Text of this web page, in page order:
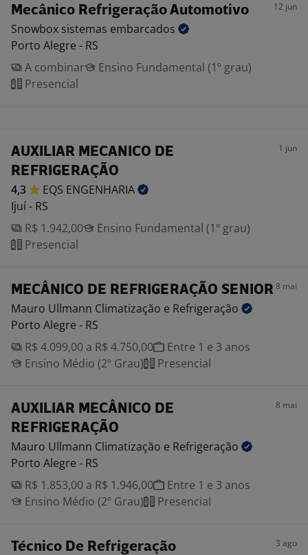
Mecânico Refrigeração Automotivo 12 jun
Snowbox sistemas embarcados
Porto Alegre - RS
A combinar
Ensino Fundamental (1º grau)
Presencial
AUXILIAR MECANICO DE
REFRIGERAÇÃO
1 jun
4,3 EQS ENGENHARIA
Ijuí - RS
R$ 1.942,00
Ensino Fundamental (1º grau)
Presencial
MECÂNICO DE REFRIGERAÇÃO SENIOR 8 mai
Mauro Ullmann Climatização e Refrigeração
Porto Alegre - RS
R$ 4.099,00 a R$ 4.750,00
Entre 1 e 3 anos
Ensino Médio (2º Grau)
Presencial
AUXILIAR MECÂNICO DE
REFRIGERAÇÃO
8 mai
Mauro Ullmann Climatização e Refrigeração
Porto Alegre - RS
R$ 1.853,00 a R$ 1.946,00
Entre 1 e 3 anos
Ensino Médio (2º Grau)
Presencial
Técnico De Refrigeração 3 ago